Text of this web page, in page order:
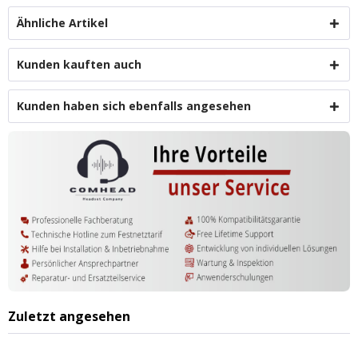
Ähnliche Artikel
Kunden kauften auch
Kunden haben sich ebenfalls angesehen
Zuletzt angesehen